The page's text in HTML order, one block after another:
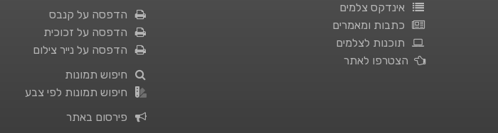
הדפסה על קנבס
הדפסה על זכוכית
הדפסה על נייר צילום
חיפוש תמונות
חיפוש תמונות לפי צבע
פירסום באתר
אינדקס צלמים
כתבות ומאמרים
תוכנות לצלמים
הצטרפו לאתר